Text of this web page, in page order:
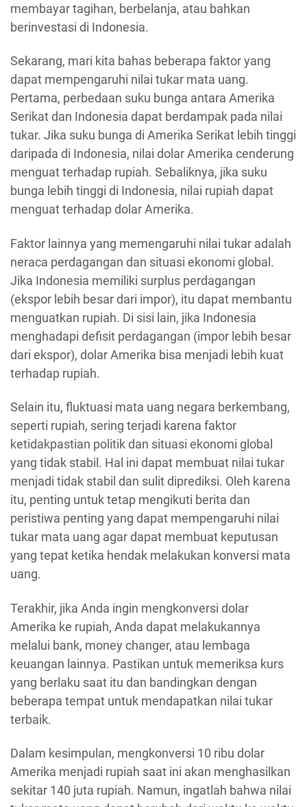
membayar tagihan, berbelanja, atau bahkan
berinvestasi di Indonesia.
Sekarang, mari kita bahas beberapa faktor yang
dapat mempengaruhi nilai tukar mata uang.
Pertama, perbedaan suku bunga antara Amerika
Serikat dan Indonesia dapat berdampak pada nilai
tukar. Jika suku bunga di Amerika Serikat lebih tinggi
daripada di Indonesia, nilai dolar Amerika cenderung
menguat terhadap rupiah. Sebaliknya, jika suku
bunga lebih tinggi di Indonesia, nilai rupiah dapat
menguat terhadap dolar Amerika.
Faktor lainnya yang memengaruhi nilai tukar adalah
neraca perdagangan dan situasi ekonomi global.
Jika Indonesia memiliki surplus perdagangan
(ekspor lebih besar dari impor), itu dapat membantu
menguatkan rupiah. Di sisi lain, jika Indonesia
menghadapi defisit perdagangan (impor lebih besar
dari ekspor), dolar Amerika bisa menjadi lebih kuat
terhadap rupiah.
Selain itu, fluktuasi mata uang negara berkembang,
seperti rupiah, sering terjadi karena faktor
ketidakpastian politik dan situasi ekonomi global
yang tidak stabil. Hal ini dapat membuat nilai tukar
menjadi tidak stabil dan sulit diprediksi. Oleh karena
itu, penting untuk tetap mengikuti berita dan
peristiwa penting yang dapat mempengaruhi nilai
tukar mata uang agar dapat membuat keputusan
yang tepat ketika hendak melakukan konversi mata
uang.
Terakhir, jika Anda ingin mengkonversi dolar
Amerika ke rupiah, Anda dapat melakukannya
melalui bank, money changer, atau lembaga
keuangan lainnya. Pastikan untuk memeriksa kurs
yang berlaku saat itu dan bandingkan dengan
beberapa tempat untuk mendapatkan nilai tukar
terbaik.
Dalam kesimpulan, mengkonversi 10 ribu dolar
Amerika menjadi rupiah saat ini akan menghasilkan
sekitar 140 juta rupiah. Namun, ingatlah bahwa nilai